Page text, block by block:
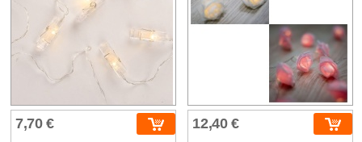
7,70 € 12,40 €